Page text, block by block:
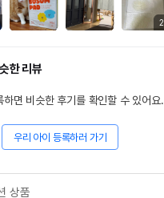
2
한 리뷰
하면 비슷한 후기를 확인할 수 있어요.
우리 아이 등록하러 가기